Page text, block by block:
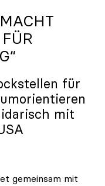
für
mit
gemeinsam mit